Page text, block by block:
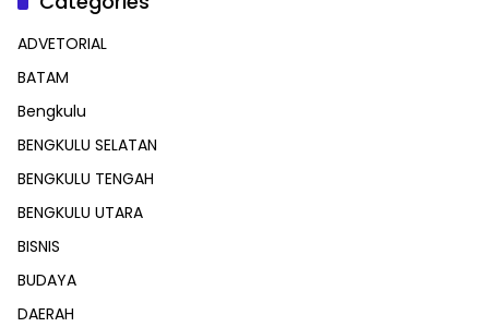
ADVETORIAL
BATAM
Bengkulu
BENGKULU SELATAN
BENGKULU TENGAH
BENGKULU UTARA
BISNIS
BUDAYA
DAERAH